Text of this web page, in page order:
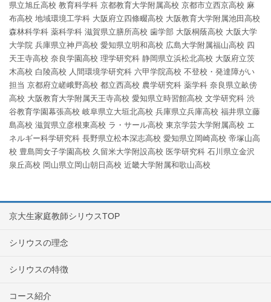
県立旭丘高校 教育科学科 京都教育大学附属高校 京都市立西京高校 麻
布高校 地域環境工学科 大阪府立四條畷高校 大阪教育大学附属池田高校
森林科学科 薬科学科 滋賀県立膳所高校 歯学部 大阪桐蔭高校 大阪大学
大学院 兵庫県立神戸高校 愛知県立明和高校 広島大学附属福山高校 四
天王寺高校 奈良学園高校 理学研究科 静岡県立浜松北高校 大阪府立茨
木高校 白陵高校 人間環境学研究科 六甲学院高校 不登校・発達障がい
担当 京都府立嵯峨野高校 都立西高校 農学研究科 薬学科 奈良県立畝傍
高校 大阪教育大学附属天王寺高校 愛知県立時習館高校 文学研究科 渋
谷教育学園幕張高校 岐阜県立大垣北高校 兵庫県立兵庫高校 福井県立藤
島高校 滋賀県立彦根東高校 ラ・サール高校 東京学芸大学附属高校 エ
ネルギー科学研究科 長野県立松本深志高校 愛知県立岡崎高校 帝塚山高
校 豊島岡女子学園高校 久留米大学附設高校 医学研究科 石川県立金沢
泉丘高校 岡山県立岡山朝日高校 近畿大学附属和歌山高校
京大生家庭教師シリウスTOP
シリウスの理念
シリウスの特徴
コース紹介